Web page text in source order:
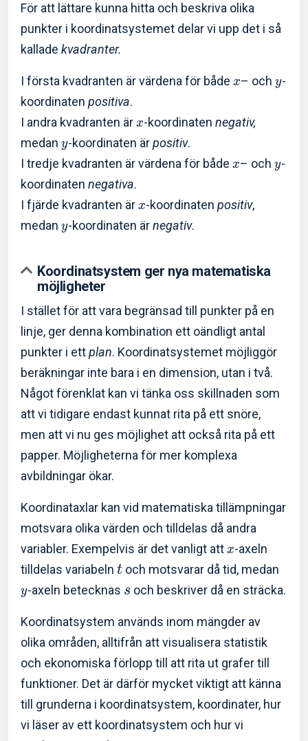
För att lättare kunna hitta och beskriva olika
punkter i koordinatsystemet delar vi upp det i så
kallade kvadranter.
I första kvadranten är värdena för både x– och y-
koordinaten positiva.
I andra kvadranten är x-koordinaten negativ,
medan y-koordinaten ärpositiv.
I tredje kvadranten är värdena för både x– och y-
koordinaten negativa.
I fjärde kvadranten är x-koordinaten positiv,
medan y-koordinaten ärnegativ.
Koordinatsystem ger nya matematiska
möjligheter
I stället för att vara begränsad till punkter på en
linje, ger denna kombination ett oändligt antal
punkter i ettplan. Koordinatsystemet möjliggör
beräkningar inte bara i en dimension, utan i två.
Något förenklat kan vi tänka oss skillnaden som
att vi tidigare endast kunnat rita på ett snöre,
men att vi nu ges möjlighet att också rita på ett
papper. Möjligheterna för mer komplexa
avbildningar ökar.
Koordinataxlar kan vid matematiska tillämpningar
motsvara olika värden och tilldelas då andra
variabler. Exempelvis är det vanligt att x-axeln
tilldelas variabeln t och motsvarar då tid, medan
y-axeln betecknas soch beskriver då en sträcka.
Koordinatsystem används inom mängder av
olika områden, alltifrån att visualisera statistik
och ekonomiska förlopp till att rita ut grafer till
funktioner. Det är därför mycket viktigt att känna
till grunderna i koordinatsystem, koordinater, hur
vi läser av ett koordinatsystem och hur vi